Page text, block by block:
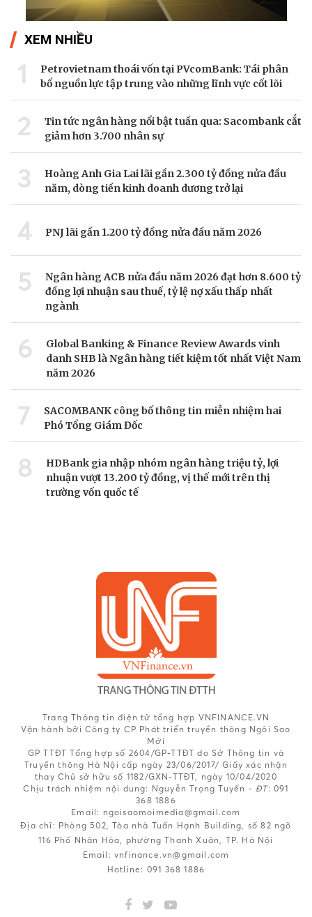
XEM NHIỀU
1
Petrovietnam thoái vốn tại PVcomBank: Tái phân
bổ nguồn lực tập trung vào những lĩnh vực cốt lõi
2
Tin tức ngân hàng nổi bật tuần qua: Sacombank cắt
giảm hơn 3.700 nhân sự
3
Hoàng Anh Gia Lai lãi gần 2.300 tỷ đồng nửa đầu
năm, dòng tiền kinh doanh dương trở lại
4 PNJ lãi gần 1.200 tỷ đồng nửa đầu năm 2026
5
Ngân hàng ACB nửa đầu năm 2026 đạt hơn 8.600 tỷ
đồng lợi nhuận sau thuế, tỷ lệ nợ xấu thấp nhất
ngành
6
Global Banking & Finance Review Awards vinh
danh SHB là Ngân hàng tiết kiệm tốt nhất Việt Nam
năm 2026
7
SACOMBANK công bố thông tin miễn nhiệm hai
Phó Tổng Giám Đốc
8
HDBank gia nhập nhóm ngân hàng triệu tỷ, lợi
nhuận vượt 13.200 tỷ đồng, vị thế mới trên thị
trường vốn quốc tế
Trang Thông tin điện tử tổng hợp VNFINANCE.VN
Vận hành bởi Công ty CP Phát triển truyền thông Ngôi Sao
Mới
GP TTĐT Tổng hợp số 2604/GP-TTĐT do Sở Thông tin và
Truyền thông Hà Nội cấp ngày 23/06/2017/ Giấy xác nhận
thay Chủ sở hữu số 1182/GXN-TTĐT, ngày 10/04/2020
Chịu trách nhiệm nội dung: Nguyễn Trọng Tuyến - ĐT: 091
368 1886
Email: ngoisaomoimedia@gmail.com
Địa chỉ: Phòng 502, Tòa nhà Tuấn Hạnh Building, số 82 ngõ
116 Phố Nhân Hòa, phường Thanh Xuân, TP. Hà Nội
Email: vnfinance.vn@gmail.com
Hotline: 091 368 1886